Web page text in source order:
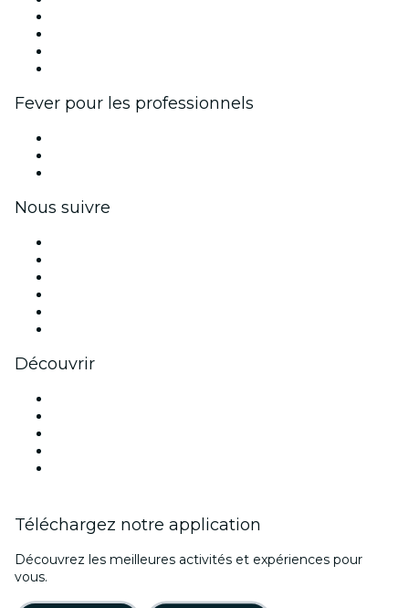
Fever pour les professionnels
Nous suivre
Découvrir
Téléchargez notre application
Découvrez les meilleures activités et expériences pour
vous.